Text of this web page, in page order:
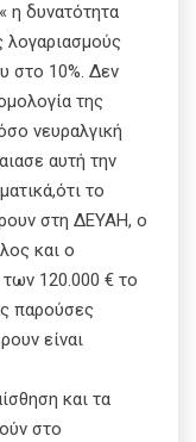
η δυνατότητα
λογαριασμούς
στο 10%. Δεν
της
νευραλγική
αυτή την
το
στη ΔΕΥΑΗ, ο
και ο
των 120.000 € το
παρούσες
είναι
και τα
στο